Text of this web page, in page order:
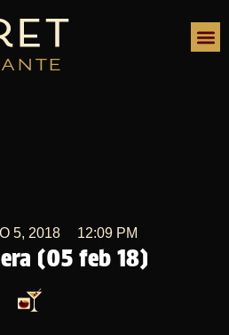
(05 feb 18)
5, 2018 12:09 PM